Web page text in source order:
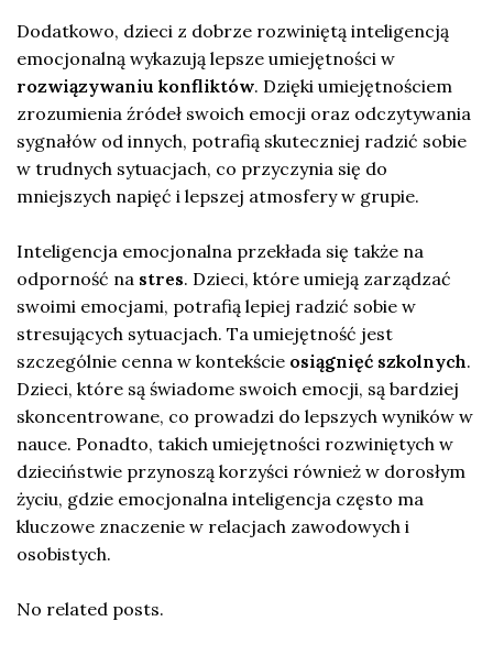
Dodatkowo, dzieci z dobrze rozwiniętą inteligencją
emocjonalną wykazują lepsze umiejętności w
rozwiązywaniu konfliktów. Dzięki umiejętnościem
zrozumienia źródeł swoich emocji oraz odczytywania
sygnałów od innych, potrafią skuteczniej radzić sobie
w trudnych sytuacjach, co przyczynia się do
mniejszych napięć i lepszej atmosfery w grupie.
Inteligencja emocjonalna przekłada się także na
odporność na stres. Dzieci, które umieją zarządzać
swoimi emocjami, potrafią lepiej radzić sobie w
stresujących sytuacjach. Ta umiejętność jest
szczególnie cenna w kontekście osiągnięć szkolnych.
Dzieci, które są świadome swoich emocji, są bardziej
skoncentrowane, co prowadzi do lepszych wyników w
nauce. Ponadto, takich umiejętności rozwiniętych w
dzieciństwie przynoszą korzyści również w dorosłym
życiu, gdzie emocjonalna inteligencja często ma
kluczowe znaczenie w relacjach zawodowych i
osobistych.
No related posts.